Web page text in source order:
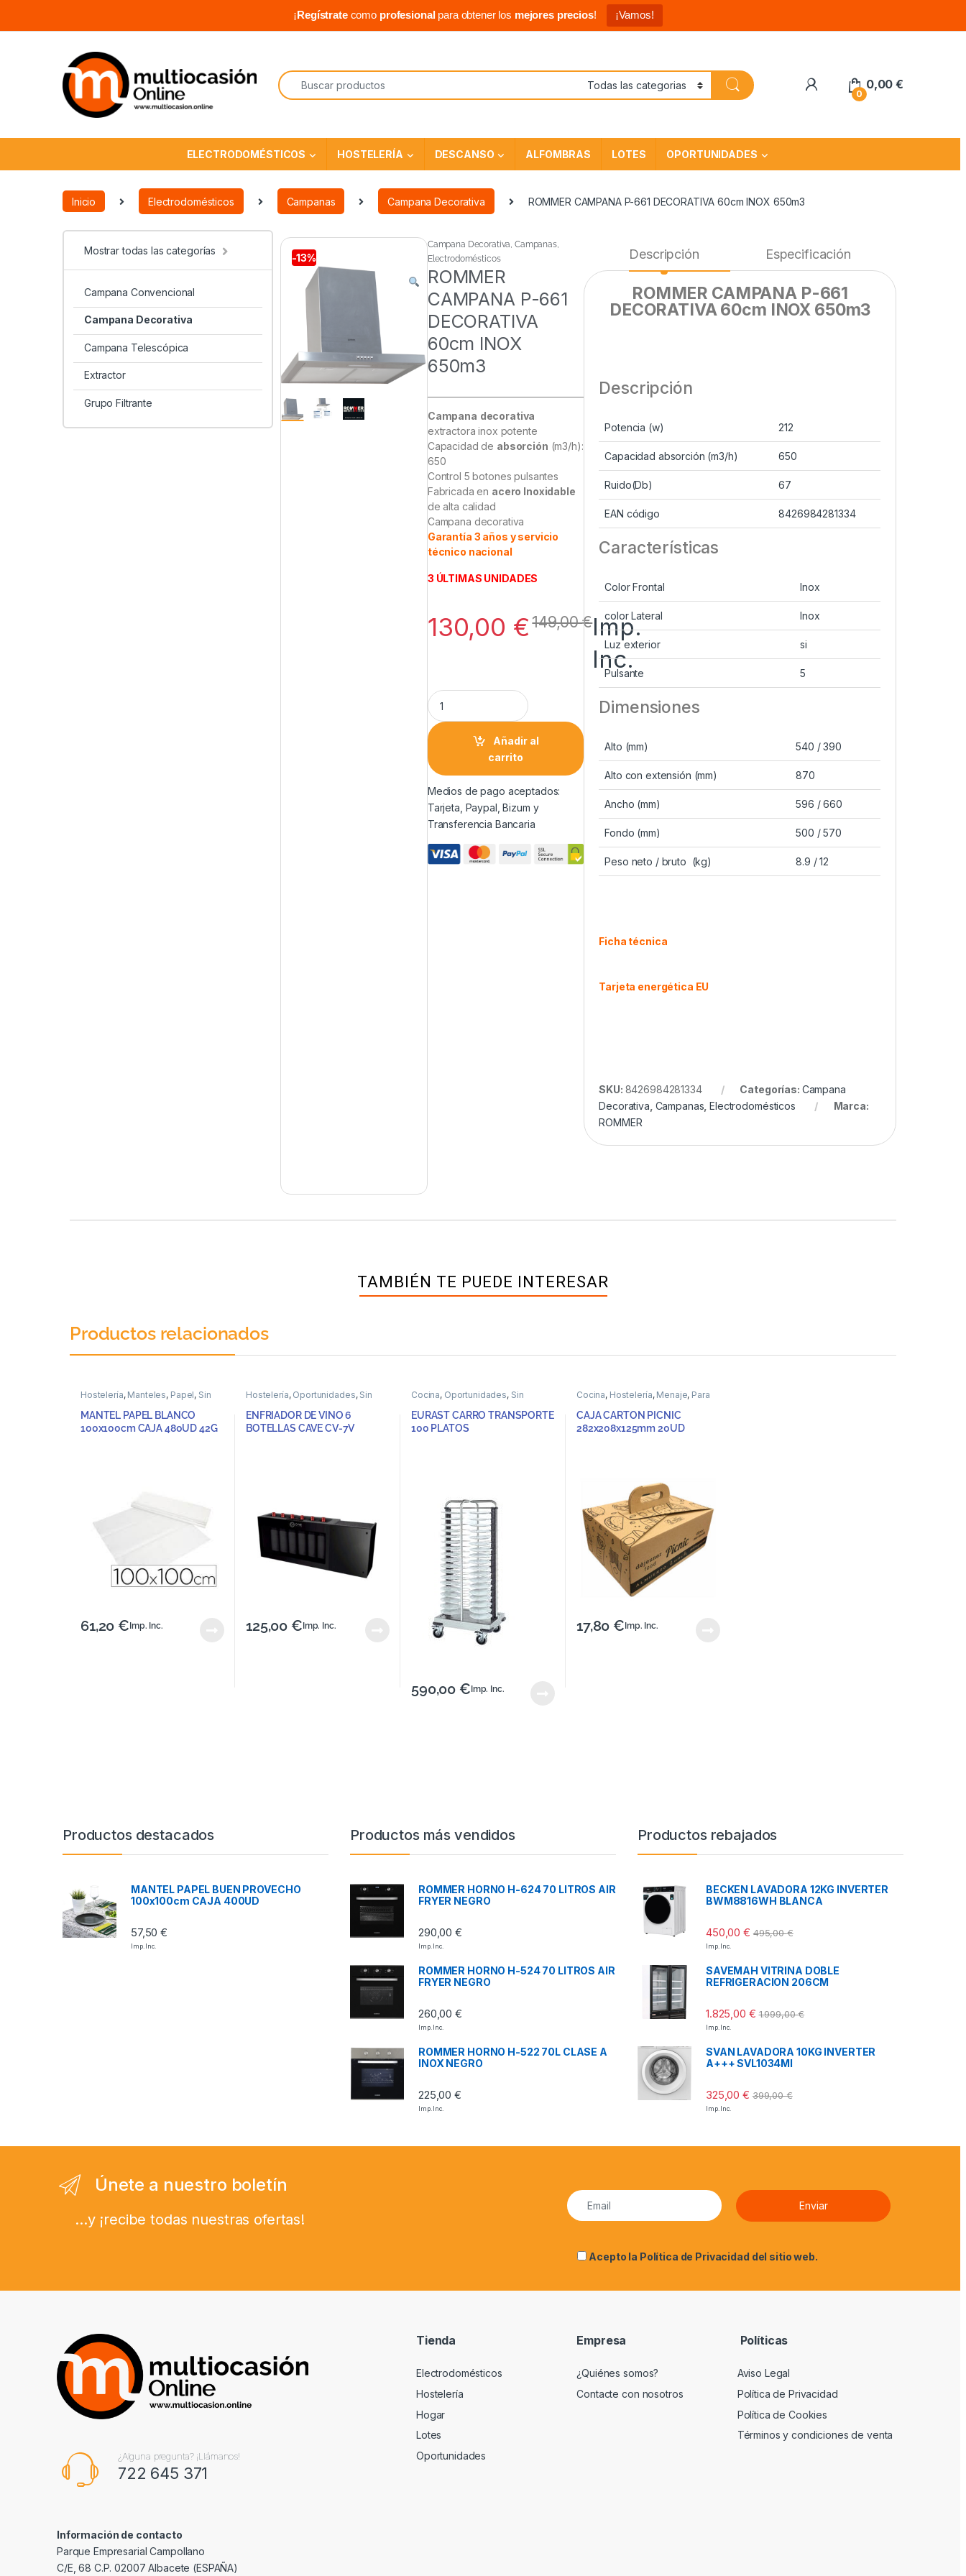
¡Regístratecomo profesionalpara obtener los mejores precios! ¡Vamos!
0
0,00€
ELECTRODOMÉSTICOS HOSTELERÍA DESCANSO ALFOMBRAS LOTES OPORTUNIDADES
Inicio Electrodomésticos Campanas Campana Decorativa ROMMER CAMPANA P-661 DECORATIVA 60cm INOX 650m3
Mostrar todas las categorías
Campana Convencional
Campana Decorativa
Campana Telescópica
Extractor
Grupo Filtrante
-13%
Campana Decorativa,Campanas,
Electrodomésticos
ROMMER
CAMPANA P-661
DECORATIVA
60cm INOX
650m3
Campana decorativa
extractora inox potente
Capacidad de absorción (m3/h):
650
Control 5 botones pulsantes
Fabricada en acero Inoxidable
de alta calidad
Campana decorativa
Garantía 3 años y servicio
técnico nacional
3 ÚLTIMAS UNIDADES
130,00 € 149,00€Imp.
Inc.
Añadir al
carrito
Medios de pago aceptados:
Tarjeta, Paypal, Bizum y
Transferencia Bancaria
Descripción Especificación
ROMMER CAMPANA P-661
DECORATIVA 60cm INOX 650m3
Descripción
Potencia (w) 212
Capacidad absorción (m3/h) 650
Ruido(Db) 67
EAN código 8426984281334
Características
Color Frontal Inox
color Lateral Inox
Luz exterior si
Pulsante 5
Dimensiones
Alto (mm) 540 / 390
Alto con extensión (mm) 870
Ancho (mm) 596 / 660
Fondo (mm) 500 / 570
Peso neto / bruto (kg) 8.9 / 12
Ficha técnica
Tarjeta energética EU
SKU: 8426984281334 Categorías: Campana
Decorativa Campanas ,Electrodomésticos
Marca:
ROMMER
TAMBIÉN TE PUEDE INTERESAR
Productos relacionados
Hostelería, Manteles, Papel, Sin
MANTEL PAPEL BLANCO
100x100cm CAJA 480UD 42G
61,20 € Imp. Inc.
Hostelería, Oportunidades, Sin
Vitrinas Frío
ENFRIADOR DE VINO 6
BOTELLAS CAVE CV-7V
125,00 € Imp. Inc.
Cocina, Oportunidades, Sin
,
EURAST CARRO TRANSPORTE
100 PLATOS
590,00 € Imp. Inc.
Cocina, Hostelería, Menaje, Para
CAJA CARTON PICNIC
282x208x125mm 20UD
17,80 € Imp. Inc.
Productos destacados
MANTEL PAPEL BUEN PROVECHO
100x100cm CAJA 400UD
57,50€
Imp. Inc.
Productos más vendidos
ROMMER HORNO H-624 70 LITROS AIR
FRYER NEGRO
290,00€
Imp. Inc.
ROMMER HORNO H-524 70 LITROS AIR
FRYER NEGRO
260,00€
Imp. Inc.
ROMMER HORNO H-522 70L CLASE A
INOX NEGRO
225,00€
Imp. Inc.
Productos rebajados
BECKEN LAVADORA 12KG INVERTER
BWM8816WH BLANCA
450,00€ 495,00€
Imp. Inc.
SAVEMAH VITRINA DOBLE
REFRIGERACION 206CM
1.825,00 € 1.999,00€
Imp. Inc.
SVAN LAVADORA 10KG INVERTER
A+++ SVL1034MI
325,00€ 399,00€
Imp. Inc.
Únete a nuestro boletín
...y ¡recibe todas nuestras ofertas!
Acepto la Política de Privacidad del sitio web.
¿Alguna pregunta? ¡Llámanos!
722 645 371
Información de contacto
Parque Empresarial Campollano
C/E, 68 C.P. 02007 Albacete (ESPAÑA)
Tienda
Electrodomésticos
Hostelería
Hogar
Lotes
Oportunidades
Empresa
¿Quiénes somos?
Contacte con nosotros
Políticas
Aviso Legal
Política de Privacidad
Política de Cookies
Términos y condiciones de venta